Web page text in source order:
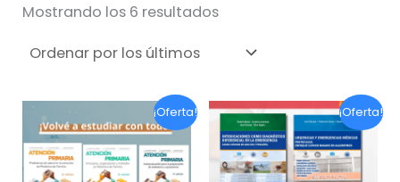
Mostrando los 6 resultadosOrdenado
últimos
¡Oferta! ¡Oferta!